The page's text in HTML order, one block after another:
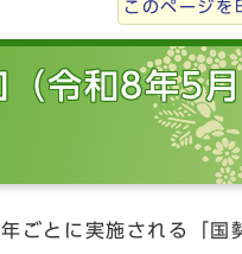
このページを
（令和8年5
ごとに実施される「国